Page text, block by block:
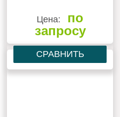
Цена:
по
запросу
СРАВНИТЬ